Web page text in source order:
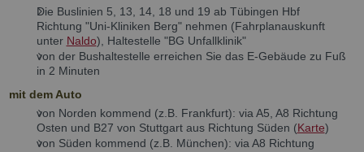
Die Buslinien 5, 13, 14, 18 und 19 ab Tübingen Hbf
Richtung "Uni-Kliniken Berg" nehmen (Fahrplanauskunft
unter Naldo), Haltestelle "BG Unfallklinik"
von der Bushaltestelle erreichen Sie das E-Gebäude zu Fuß
in 2 Minuten
mit dem Auto
von Norden kommend (z.B. Frankfurt): via A5, A8 Richtung
Osten und B27 von Stuttgart aus Richtung Süden (Karte)
von Süden kommend (z.B. München): via A8 Richtung